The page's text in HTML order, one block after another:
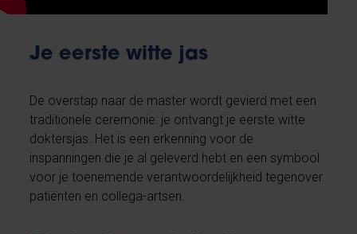
Je eerste witte jas
De overstap naar de master wordt gevierd met een
traditionele ceremonie: je ontvangt je eerste witte
doktersjas. Het is een erkenning voor de
inspanningen die je al geleverd hebt en een symbool
voor je toenemende verantwoordelijkheid tegenover
patiënten en collega-artsen.